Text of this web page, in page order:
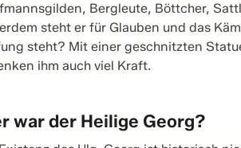
Bergleute, Böttcher,
steht er für Glauben und das
steht? Mit einer geschnitzten
ihm auch viel Kraft.
war der Heilige Georg?